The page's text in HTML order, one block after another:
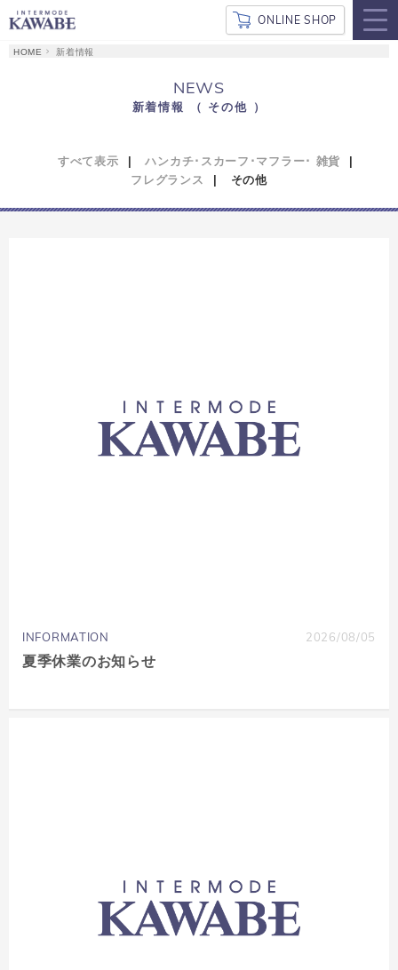
ONLINE SHOP
新着情報
NEWS
新着情報 （ その他 ）
すべて表示
ハンカチ･スカーフ･マフラー･ 雑貨
フレグランス
その他
INFORMATION 2026/08/05
夏季休業のお知らせ